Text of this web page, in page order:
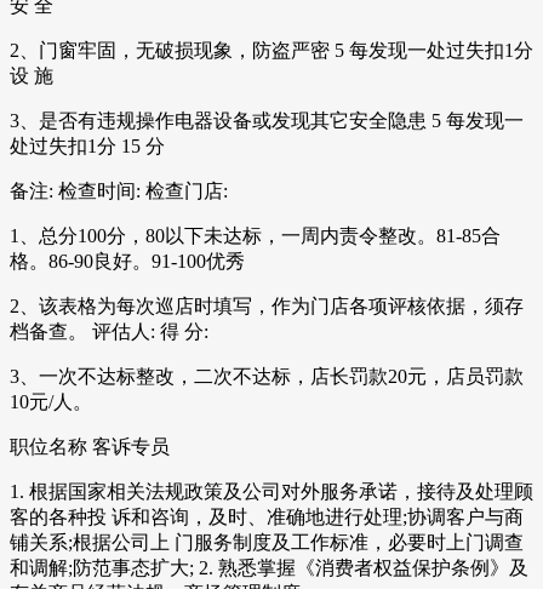
安 全
2、门窗牢固，无破损现象，防盗严密 5 每发现一处过失扣1分
设 施
3、是否有违规操作电器设备或发现其它安全隐患 5 每发现一
处过失扣1分 15 分
备注: 检查时间: 检查门店:
1、总分100分，80以下未达标，一周内责令整改。81-85合
格。86-90良好。91-100优秀
2、该表格为每次巡店时填写，作为门店各项评核依据，须存
档备查。 评估人: 得 分:
3、一次不达标整改，二次不达标，店长罚款20元，店员罚款
10元/人。
职位名称 客诉专员
1. 根据国家相关法规政策及公司对外服务承诺，接待及处理顾
客的各种投 诉和咨询，及时、准确地进行处理;协调客户与商
铺关系;根据公司上 门服务制度及工作标准，必要时上门调查
和调解;防范事态扩大; 2. 熟悉掌握《消费者权益保护条例》及